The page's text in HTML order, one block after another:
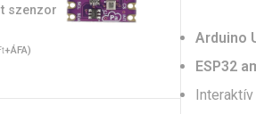
Arduino
ESP32
szenzor
+ÁFA)